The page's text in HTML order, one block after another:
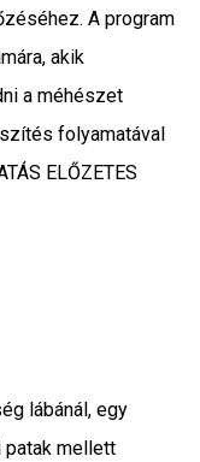
A program
akik
a méhészet
folyamatával
ELŐZETES
lábánál, egy
mellett